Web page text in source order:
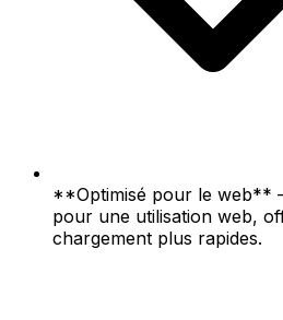
**Optimisé pour le web**
pour une utilisation web,
chargement plus rapides.